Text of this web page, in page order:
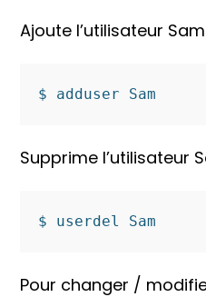
Ajoute l’utilisateur Sam
$ adduser Sam
Supprime l’utilisateur
$ userdel Sam
Pour changer /